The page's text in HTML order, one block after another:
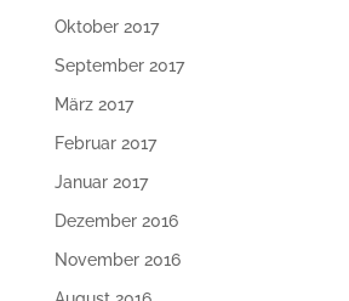
Oktober 2017
September 2017
März 2017
Februar 2017
Januar 2017
Dezember 2016
November 2016